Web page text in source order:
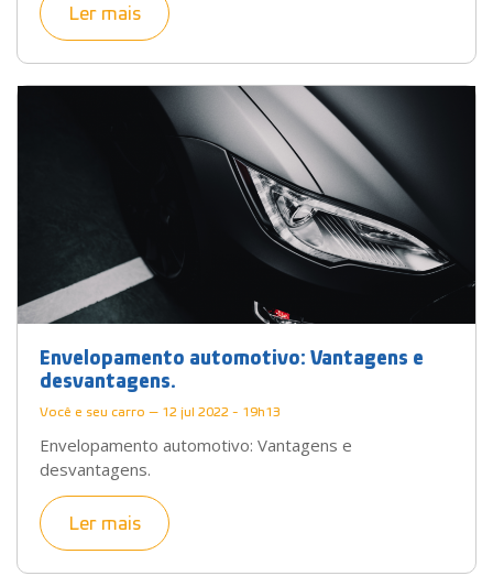
Ler mais
Envelopamento automotivo: Vantagens e
desvantagens.
Você e seu carro — 12 jul 2022 - 19h13
Envelopamento automotivo: Vantagens e
desvantagens.
Ler mais